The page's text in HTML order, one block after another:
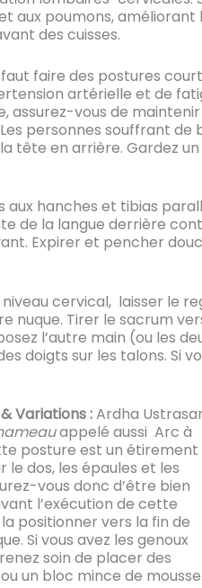
aux poumons,
des cuisses.
faire des postures
artérielle et de
vous de
personnes souffrant de
tête en arrière. Gardez
aux hanches et tibias
de la langue derrière
Expirer et pencher
niveau cervical, laisser le
nuque. Tirer le sacrum
l’autre main (ou les
doigts sur les talons. Si
Variations :Ardha
appelé aussi Arc à
posture est un étirement
le dos, les épaules et les
vous donc d’être bien
l’exécution de cette
positionner vers la fin de
Si vous avez les genoux
soin de placer des
un bloc mince de